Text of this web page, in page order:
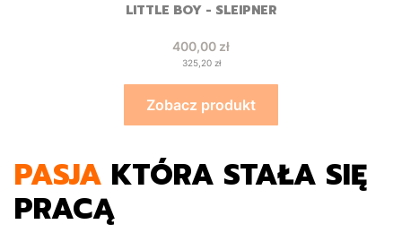
LITTLE BOY - SLEIPNER
Cena
400,00 zł
Cena
325,20 zł
Zobacz produkt
PASJA KTÓRA STAŁA SIĘ
PRACĄ